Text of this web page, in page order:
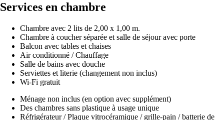
Services en chambre
Chambre avec 2 lits de 2,00 x 1,00 m.
Chambre à coucher séparée et salle de séjour avec porte
Balcon avec tables et chaises
Air conditionné / Chauffage
Salle de bains avec douche
Serviettes et literie (changement non inclus)
Wi-Fi gratuit
Ménage non inclus (en option avec supplément)
Des chambres sans plastique à usage unique
Réfrigérateur / Plaque vitrocéramique / grille-pain / batterie de